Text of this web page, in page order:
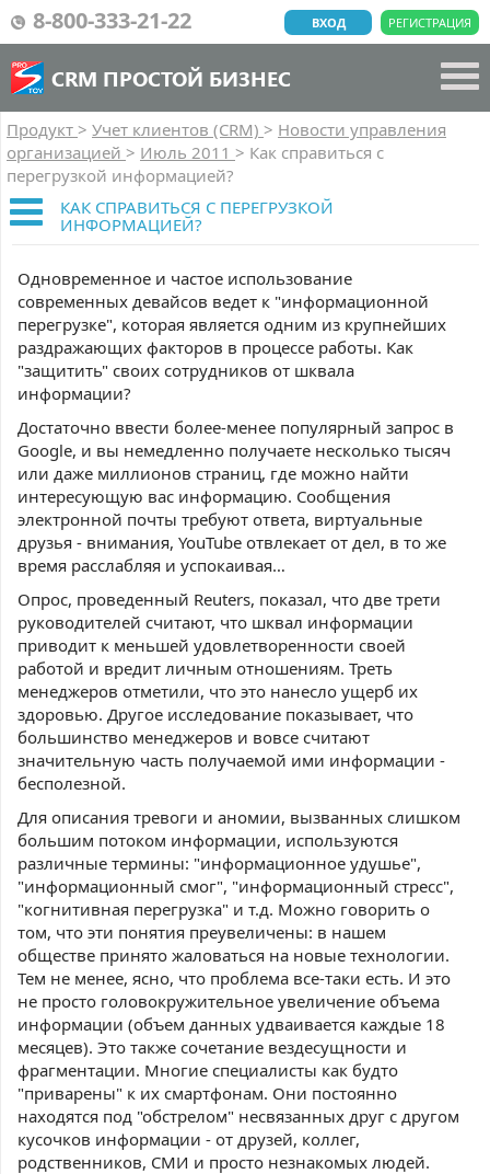
8-800-333-21-22 РЕГИСТРАЦИЯ
ВХОД
CRM ПРОСТОЙ БИЗНЕС
Продукт > Учет клиентов (CRM) > Новости управления
организацией > Июль 2011 > Как справиться с
перегрузкой информацией?
КАК СПРАВИТЬСЯ С ПЕРЕГРУЗКОЙ
ИНФОРМАЦИЕЙ?
Одновременное и частое использование
современных девайсов ведет к "информационной
перегрузке", которая является одним из крупнейших
раздражающих факторов в процессе работы. Как
"защитить" своих сотрудников от шквала
информации?
Достаточно ввести более-менее популярный запрос в
Google, и вы немедленно получаете несколько тысяч
или даже миллионов страниц, где можно найти
интересующую вас информацию. Сообщения
электронной почты требуют ответа, виртуальные
друзья - внимания, YouTube отвлекает от дел, в то же
время расслабляя и успокаивая…
Опрос, проведенный Reuters, показал, что две трети
руководителей считают, что шквал информации
приводит к меньшей удовлетворенности своей
работой и вредит личным отношениям. Треть
менеджеров отметили, что это нанесло ущерб их
здоровью. Другое исследование показывает, что
большинство менеджеров и вовсе считают
значительную часть получаемой ими информации -
бесполезной.
Для описания тревоги и аномии, вызванных слишком
большим потоком информации, используются
различные термины: "информационное удушье",
"информационный смог", "информационный стресс",
"когнитивная перегрузка" и т.д. Можно говорить о
том, что эти понятия преувеличены: в нашем
обществе принято жаловаться на новые технологии.
Тем не менее, ясно, что проблема все-таки есть. И это
не просто головокружительное увеличение объема
информации (объем данных удваивается каждые 18
месяцев). Это также сочетание вездесущности и
фрагментации. Многие специалисты как будто
"приварены" к их смартфонам. Они постоянно
находятся под "обстрелом" несвязанных друг с другом
кусочков информации - от друзей, коллег,
родственников, СМИ и просто незнакомых людей.